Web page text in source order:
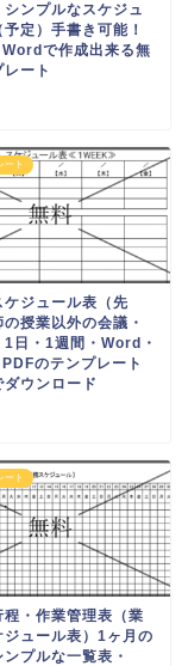
シンプルなスケジュ
定）手書き可能！
で作成出来る無
ート
ート
ケジュール表（先
授業以外の会議・
1日・1週間・Word・
のテンプレート
ダウンロード
ート
程・作業管理表（業
ジュール表）1ヶ月の
プルな一覧表・